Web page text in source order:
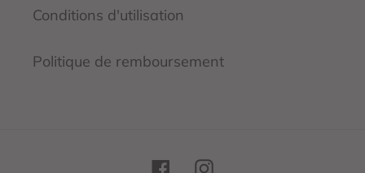
Conditions d'utilisation
Politique de remboursement
FacebookInstagram